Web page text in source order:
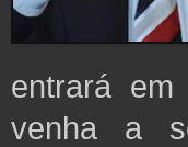
entrará em
venha a